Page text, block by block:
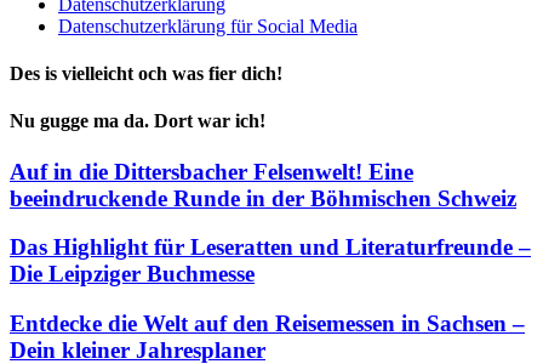
Datenschutzerklärung für Social Media
Des is vielleicht och was fier dich!
Nu gugge ma da. Dort war ich!
Auf in die Dittersbacher Felsenwelt! Eine
beeindruckende Runde in der Böhmischen Schweiz
Das Highlight für Leseratten und Literaturfreunde –
Die Leipziger Buchmesse
Entdecke die Welt auf den Reisemessen in Sachsen –
Dein kleiner Jahresplaner